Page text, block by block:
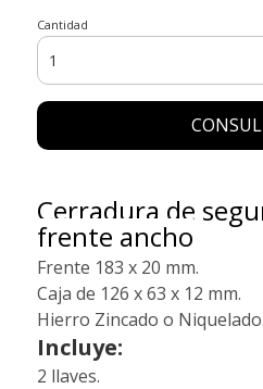
Cantidad
Cerradura de
frente ancho
Frente 183 x 20 mm.
Caja de 126 x 63 x 12 mm.
Hierro Zincado o Niquelado.
Incluye:
2 llaves.